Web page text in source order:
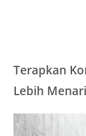
Terapkan
Lebih